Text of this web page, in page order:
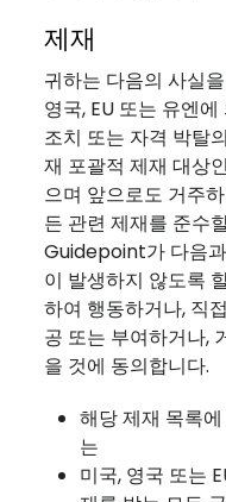
제재
귀하는 다음의 사실
영국, EU 또는 유엔
조치 또는 자격 박탈
재 포괄적 제재 대상
으며 앞으로도 거주
든 관련 제재를 준수
Guidepoint가 다음
이 발생하지 않도록
하여 행동하거나, 직
공 또는 부여하거나,
을 것에 동의합니다.
해당 제재 목록
는
미국, 영국 또는